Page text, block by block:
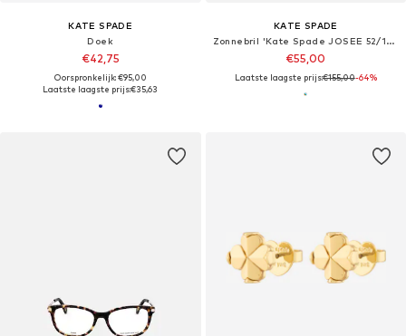
KATE SPADE
Doek
€42,75
Oorspronkelijk: €95,00
Laatste laagste prijs:€35,63
KATE SPADE
Zonnebril 'Kate Spade JOSEE 52/15/135 Eyewear Frame'
€55,00
Laatste laagste prijs:€155,00-64%